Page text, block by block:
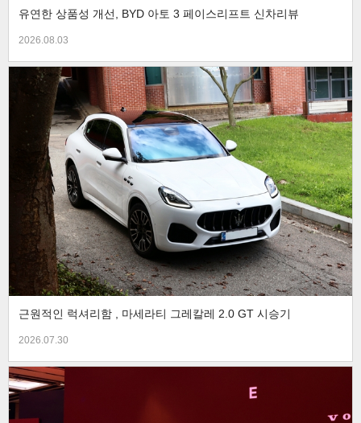
유연한 상품성 개선, BYD 아토 3 페이스리프트 신차리뷰
2026.08.03
근원적인 럭셔리함 , 마세라티 그레칼레 2.0 GT 시승기
2026.07.30